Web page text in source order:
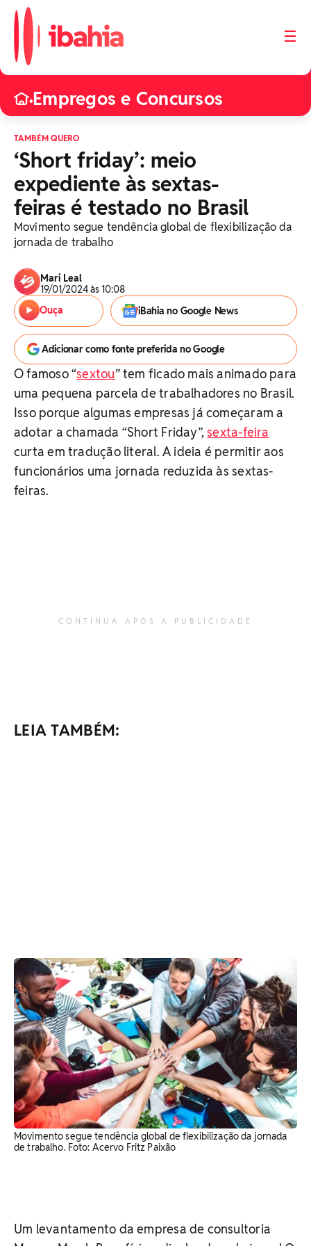
☰
•Empregos e Concursos
TAMBÉM QUERO
‘Short friday’: meio
expediente às sextas-
feiras é testado no Brasil
Movimento segue tendência global de flexibilização da
jornada de trabalho
Mari Leal
19/01/2024 às 10:08
Ouça
iBahia no Google News
Adicionar como fonte preferida no Google
O famoso “sextou” tem ficado mais animado para
uma pequena parcela de trabalhadores no Brasil.
Isso porque algumas empresas já começaram a
adotar a chamada “Short Friday”,sexta-feira
curta em tradução literal. A ideia é permitir aos
funcionários uma jornada reduzida às sextas-
feiras.
CONTINUA APÓS A PUBLICIDADE
LEIA TAMBÉM:
Movimento segue tendência global de flexibilização da jornada
de trabalho. Foto: Acervo Fritz Paixão
Um levantamento da empresa de consultoria